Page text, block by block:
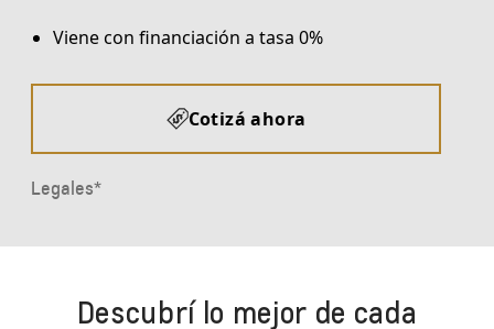
Descubrí lo mejor de cada